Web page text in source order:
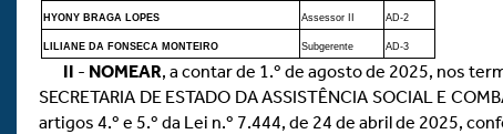
HYONY BRAGA LOPES Assessor II AD-2
LILIANE DA FONSECA MONTEIRO Subgerente AD-3
II - NOMEAR, a contar de 1.º de agosto de 2025, nos
SECRETARIA DE ESTADO DA ASSISTÊNCIA SOCIAL E
artigos 4.º e 5.º da Lei n.º 7.444, de 24 de abril de 2025,